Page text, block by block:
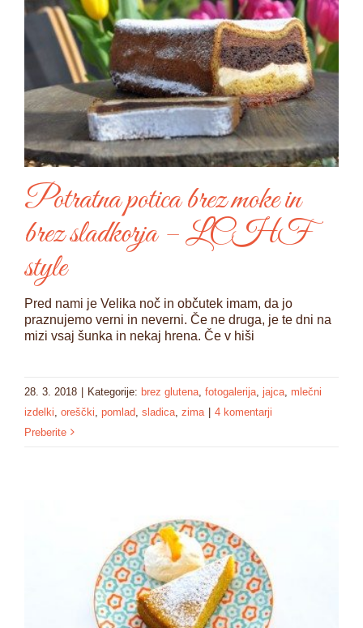
Potratna potica brez moke in
brez sladkorja – LCHF
style
Pred nami je Velika noč in občutek imam, da jo
praznujemo verni in neverni. Če ne druga, je te dni na
mizi vsaj šunka in nekaj hrena. Če v hiši
28. 3. 2018 | Kategorije: brez glutena fotogalerija jajca mlečni
izdelki oreščki pomlad sladica zima | 4 komentarji
Preberite